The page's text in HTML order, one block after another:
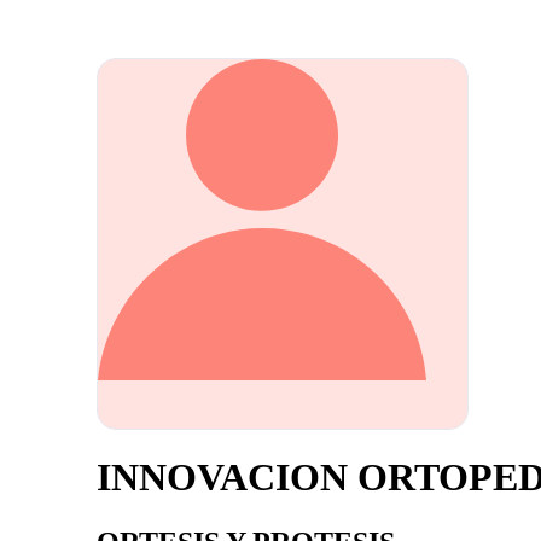
INNOVACION